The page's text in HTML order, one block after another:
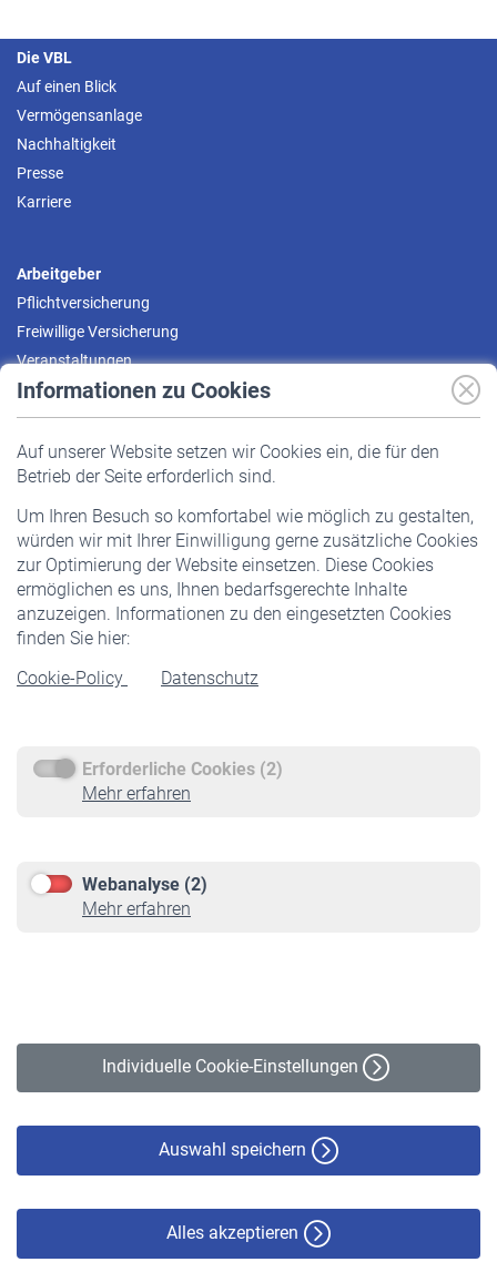
Informationen zu Cookies
Auf unserer Website setzen wir Cookies ein, die für den
Betrieb der Seite erforderlich sind.
Um Ihren Besuch so komfortabel wie möglich zu gestalten,
würden wir mit Ihrer Einwilligung gerne zusätzliche Cookies
zur Optimierung der Website einsetzen. Diese Cookies
ermöglichen es uns, Ihnen bedarfsgerechte Inhalte
anzuzeigen. Informationen zu den eingesetzten Cookies
finden Sie hier:
Cookie-Policy
Datenschutz
Erforderliche Cookies (2)
Mehr erfahren
Webanalyse (2)
Mehr erfahren
Individuelle Cookie-Einstellungen
Auswahl speichern
Alles akzeptieren
Die VBL
Auf einen Blick
Vermögensanlage
Nachhaltigkeit
Presse
Karriere
Arbeitgeber
Pflichtversicherung
Freiwillige Versicherung
Veranstaltungen
Pflichtversicherung
Staatliche Förderung
Veranstaltungen
Rentner
Rentenbeginn
Rente beantragen
Service
Informationen
Online-Rechner
VBLnewsletter
Erklärung zur Barrierefreiheit
© VBL 2026